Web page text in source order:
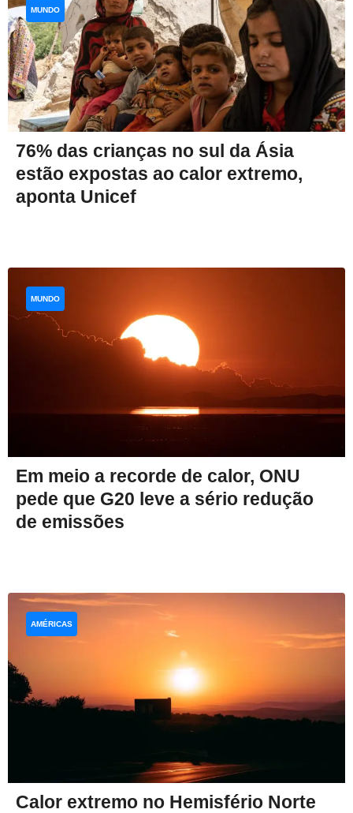
76% das crianças no sul da Ásia
estão expostas ao calor extremo,
aponta Unicef
MUNDO
Em meio a recorde de calor, ONU
pede que G20 leve a sério redução
de emissões
MUNDO
Calor extremo no Hemisfério Norte
AMÉRICAS